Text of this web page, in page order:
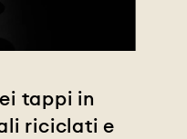
tappi in
riciclati e